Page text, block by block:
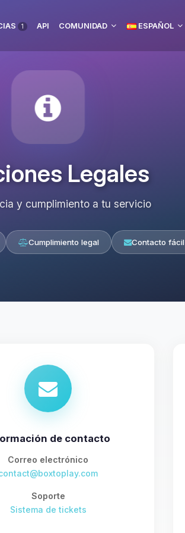
1 API COMUNIDAD ESPAÑOL
Legales
y cumplimiento a tu servicio
Cumplimiento legal Contacto fácil
de contacto
Correo electrónico
Soporte
Sistema de tickets